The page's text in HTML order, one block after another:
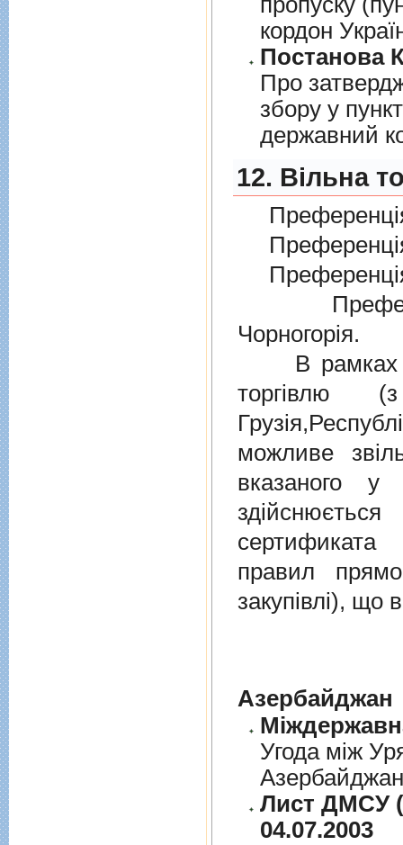
кордон
Постанова
Про
збору у
державний
12. Вільна
Чорногорія.
В рамках
торгiвлю
можливе
вказаного у
правил
закупівлі), що
Азербайджан
Угода між
Лист ДМСУ
04.07.2003